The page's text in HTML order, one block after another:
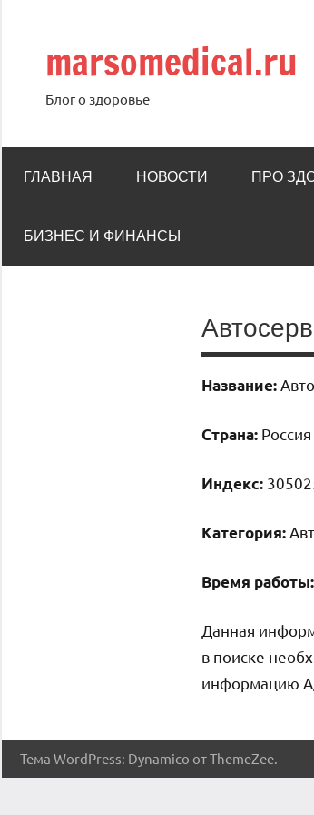
содержимому
marsomedical.ru
Блог о здоровье
ГЛАВНАЯ НОВОСТИ ПРО
БИЗНЕС И ФИНАНСЫ
Название:
Страна:
Индекс:
Категория:
Время работы:
Данная
в поиске
информацию
Тема WordPress: Dynamico от ThemeZee.